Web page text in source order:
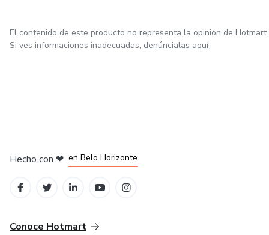
El contenido de este producto no representa la opinión de Hotmart.
Si ves informaciones inadecuadas, denúncialas aquí
Hecho con ❤ en Belo Horizonte
Conoce Hotmart